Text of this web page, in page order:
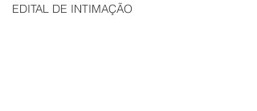
EDITAL DE INTIMAÇÃO